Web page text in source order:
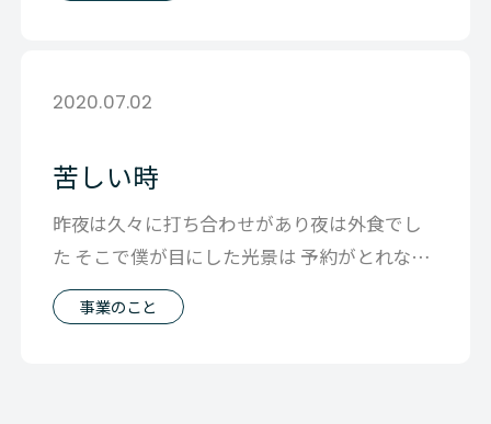
2020.07.02
苦しい時
昨夜は久々に打ち合わせがあり夜は外食でし
た そこで僕が目にした光景は 予約がとれない
人気だったお店が ガラガラになってし
事業のこと